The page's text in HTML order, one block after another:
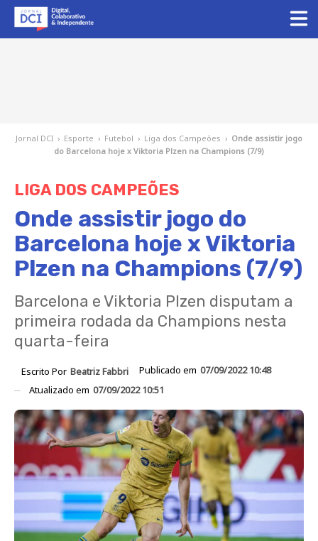
Jornal DCI › Esporte › Futebol › Liga dos Campeões › Onde assistir jogo
do Barcelona hoje x Viktoria Plzen na Champions (7/9)
LIGA DOS CAMPEÕES
Onde assistir jogo do
Barcelona hoje x Viktoria
Plzen na Champions (7/9)
Barcelona e Viktoria Plzen disputam a
primeira rodada da Champions nesta
quarta-feira
Escrito Por Beatriz Fabbri Publicado em 07/09/2022 10:48
Atualizado em 07/09/2022 10:51